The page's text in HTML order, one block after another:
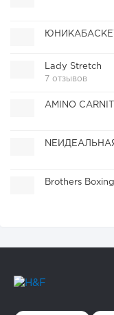
Lady Stretch
7 отзывов
AMINO CARNIT
Brothers